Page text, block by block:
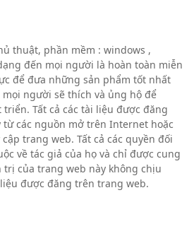
thuật, phần mềm : windows ,
đến mọi người là hoàn toàn miễn
để đưa những sản phẩm tốt nhất
người sẽ thích và ủng hộ để
Tất cả các tài liệu được đăng
các nguồn mở trên Internet hoặc
trang web. Tất cả các quyền đối
về tác giả của họ và chỉ được cung
của trang web này không chịu
được đăng trên trang web.